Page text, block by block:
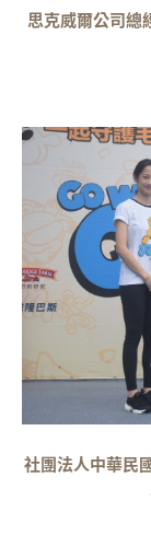
思克威爾公司總
社團法人中華民